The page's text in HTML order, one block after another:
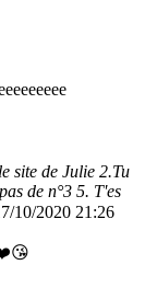
site de Julie 2.Tu
de n°3 5. T'es
10/2020 21:26